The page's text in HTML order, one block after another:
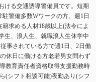
ける交通誘導警備員です。短期
警備多数Wワークの方、週1日
求める人材18歳以上(法令によ
、浪人生、就職浪人生休学中
事されている方で週1日、2日働
休日に働ける方老若男女問わず
教育責任者資格取得支援勤務時
(シフト相談可能)夜勤あり(シフ